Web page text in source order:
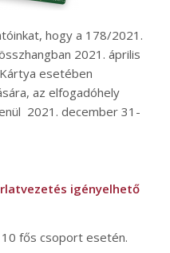
hogy a 178/2021.
2021. április
esetében
az elfogadóhely
2021. december 31-
igényelhető
fős csoport esetén.